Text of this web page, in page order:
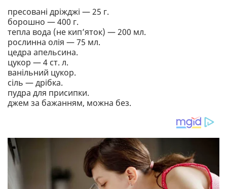
пресовані дріжджі — 25 г.
борошно — 400 г.
тепла вода (не кип’яток) — 200 мл.
рослинна олія — 75 мл.
цедра апельсина.
цукор — 4 ст. л.
ванільний цукор.
сіль — дрібка.
пудра для присипки.
джем за бажанням, можна без.